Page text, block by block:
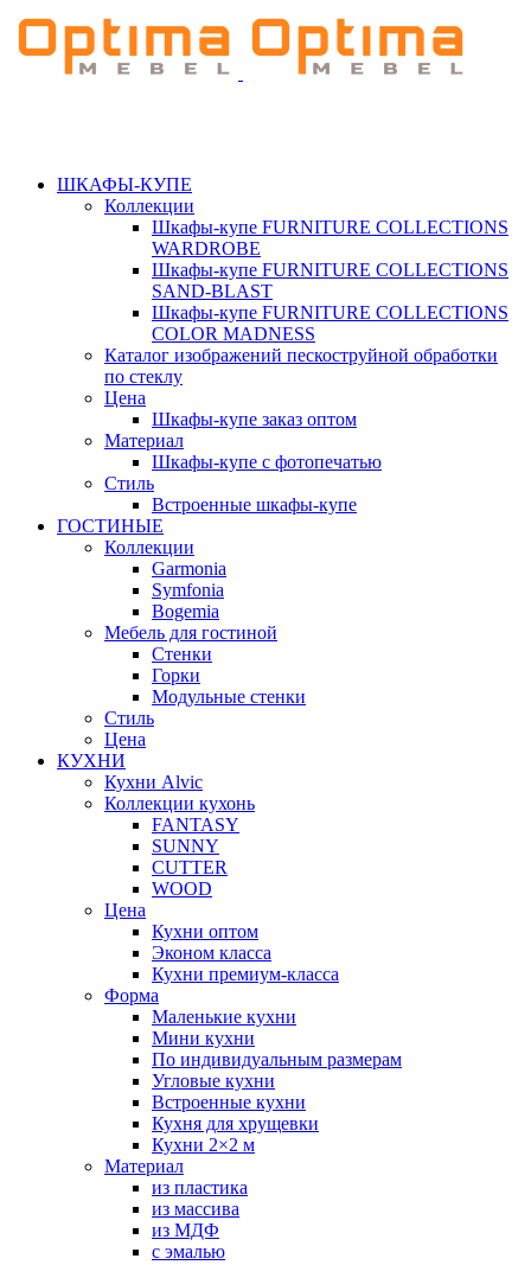
ШКАФЫ-КУПЕ
Коллекции
Шкафы-купе FURNITURE COLLECTIONS
WARDROBE
Шкафы-купе FURNITURE COLLECTIONS
SAND-BLAST
Шкафы-купе FURNITURE COLLECTIONS
COLOR MADNESS
Каталог изображений пескоструйной обработки
по стеклу
Цена
Шкафы-купе заказ оптом
Материал
Шкафы-купе с фотопечатью
Стиль
Встроенные шкафы-купе
ГОСТИНЫЕ
Коллекции
Garmonia
Symfonia
Bogemia
Мебель для гостиной
Стенки
Горки
Модульные стенки
Стиль
Цена
КУХНИ
Кухни Alvic
Коллекции кухонь
FANTASY
SUNNY
CUTTER
WOOD
Цена
Кухни оптом
Эконом класса
Кухни премиум-класса
Форма
Маленькие кухни
Мини кухни
По индивидуальным размерам
Угловые кухни
Встроенные кухни
Кухня для хрущевки
Кухни 2×2 м
Материал
из пластика
из массива
из МДФ
с эмалью